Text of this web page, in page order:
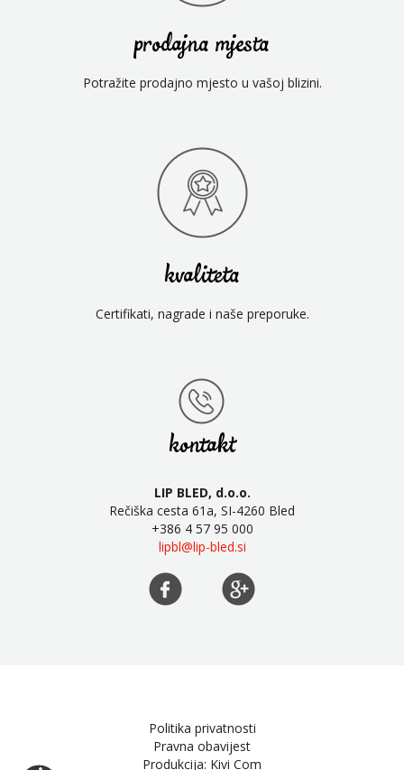
prodajna mjesta
Potražite prodajno mjesto u vašoj blizini.
kvaliteta
Certifikati, nagrade i naše preporuke.
kontakt
LIP BLED, d.o.o.
Rečiška cesta 61a, SI-4260 Bled
+386 4 57 95 000
lipbl@lip-bled.si
Politika privatnosti
Pravna obavijest
Produkcija: Kivi Com